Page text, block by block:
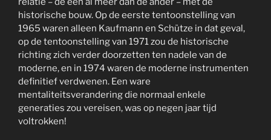
historische bouw. Op de eerste tentoonstelling van
1965 waren alleen Kaufmann en Schütze in dat geval,
op de tentoonstelling van 1971 zou de historische
richting zich verder doorzetten ten nadele van de
moderne, en in 1974 waren de moderne instrumenten
definitief verdwenen. Een ware
mentaliteitsverandering die normaal enkele
generaties zou vereisen, was op negen jaar tijd
voltrokken!